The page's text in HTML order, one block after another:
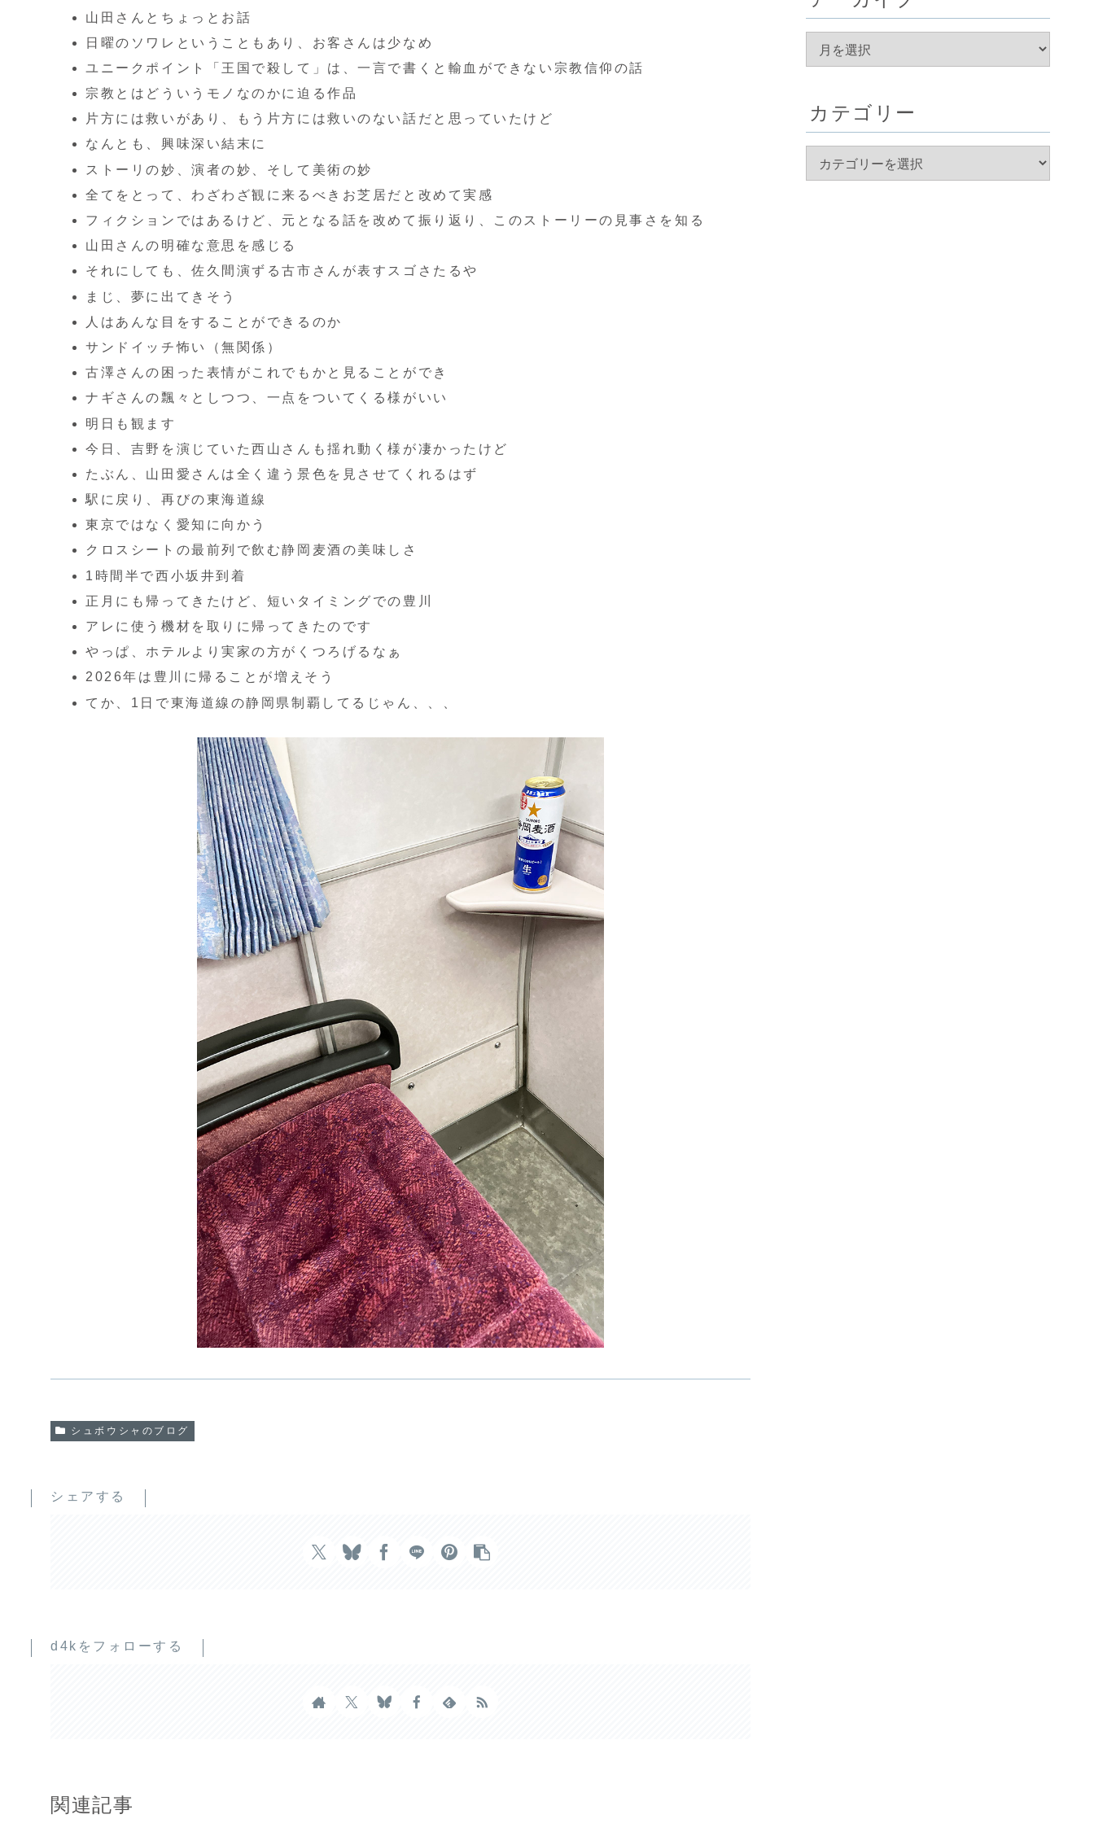
山田さんとちょっとお話
日曜のソワレということもあり、お客さんは少なめ
ユニークポイント「王国で殺して」は、一言で書くと輸血ができない宗教信仰の話
宗教とはどういうモノなのかに迫る作品
片方には救いがあり、もう片方には救いのない話だと思っていたけど
なんとも、興味深い結末に
ストーリの妙、演者の妙、そして美術の妙
全てをとって、わざわざ観に来るべきお芝居だと改めて実感
フィクションではあるけど、元となる話を改めて振り返り、このストーリーの見事さを知る
山田さんの明確な意思を感じる
それにしても、佐久間演ずる古市さんが表すスゴさたるや
まじ、夢に出てきそう
人はあんな目をすることができるのか
サンドイッチ怖い（無関係）
古澤さんの困った表情がこれでもかと見ることができ
ナギさんの飄々としつつ、一点をついてくる様がいい
明日も観ます
今日、吉野を演じていた西山さんも揺れ動く様が凄かったけど
たぶん、山田愛さんは全く違う景色を見させてくれるはず
駅に戻り、再びの東海道線
東京ではなく愛知に向かう
クロスシートの最前列で飲む静岡麦酒の美味しさ
1時間半で西小坂井到着
正月にも帰ってきたけど、短いタイミングでの豊川
アレに使う機材を取りに帰ってきたのです
やっぱ、ホテルより実家の方がくつろげるなぁ
2026年は豊川に帰ることが増えそう
てか、1日で東海道線の静岡県制覇してるじゃん、、、
シュボウシャのブログ
シェアする
d4kをフォローする
関連記事
カテゴリー